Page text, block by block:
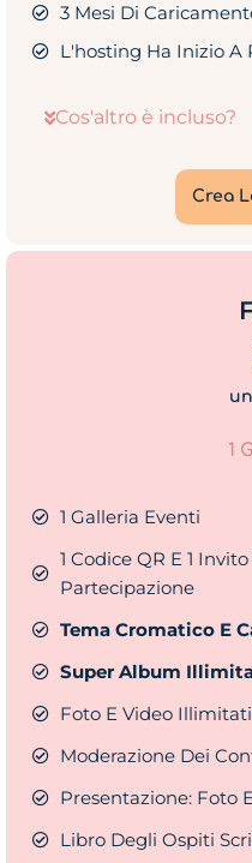
3 Mesi Di
L'hosting Ha Inizio A
Cos'altro è incluso?
Crea
1
1 Galleria Eventi
1 Codice QR E 1
Partecipazione
Tema Cromatico E
Super Album
Foto E Video Illimitati
Moderazione Dei
Presentazione: Foto
Libro Degli Ospiti